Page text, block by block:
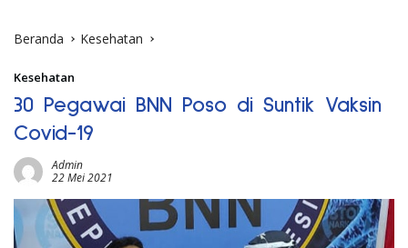
Beranda Kesehatan
Kesehatan
30 Pegawai BNN Poso di Suntik Vaksin
Covid-19
Admin
22 Mei 2021